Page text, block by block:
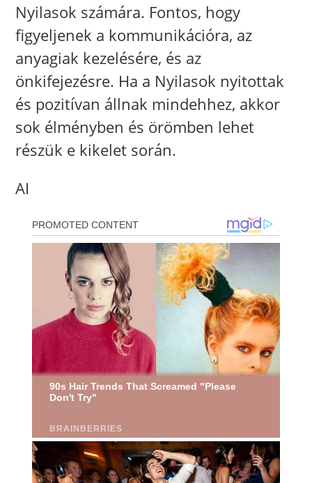
Nyilasok számára. Fontos, hogy
figyeljenek a kommunikációra, az
anyagiak kezelésére, és az
önkifejezésre. Ha a Nyilasok nyitottak
és pozitívan állnak mindehhez, akkor
sok élményben és örömben lehet
részük e kikelet során.
AI